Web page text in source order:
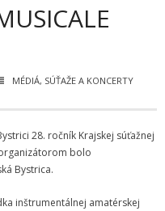
MÉDIÁ, SÚŤAŽE A KONCERTY
28. ročník Krajskej súťažnej
bolo
Bystrica.
inštrumentálnej amatérskej